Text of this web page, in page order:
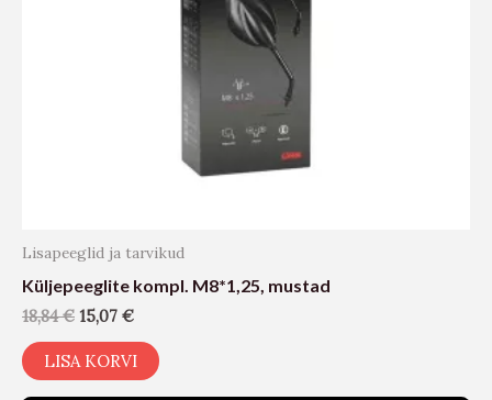
Lisapeeglid ja tarvikud
Küljepeeglite kompl. M8*1,25, mustad
18,84€ 15,07 €
LISA KORVI